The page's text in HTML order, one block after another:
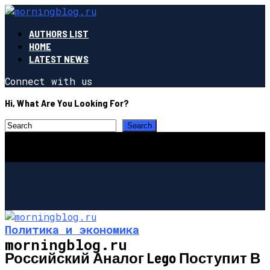
AUTHORS LIST
HOME
LATEST NEWS
Connect with us
Hi, What Are You Looking For?
morningblog.ru
Политика и экономика
Российский Аналог Lego Поступит В